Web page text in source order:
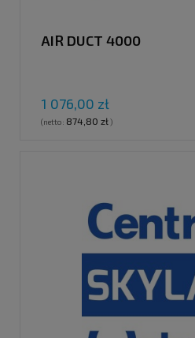
AIR DUCT 4000
1 076,00 zł
(netto: 874,80 zł)